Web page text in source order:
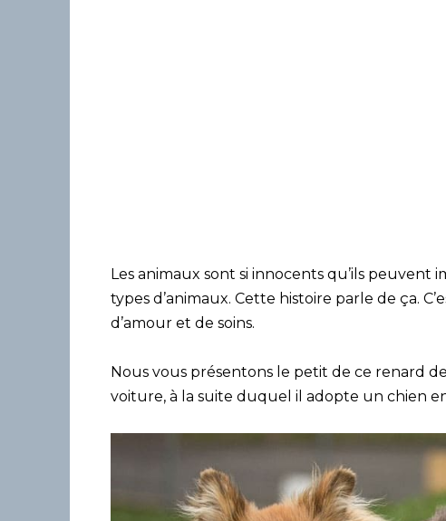
Les animaux sont si innocents qu’ils
types d’animaux. Cette histoire parle de ça.
d’amour et de soins.
Nous vous présentons le petit de ce renard
voiture, à la suite duquel il adopte un chien